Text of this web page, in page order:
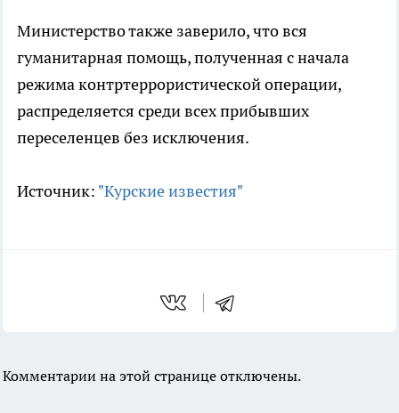
Министерство также заверило, что вся
гуманитарная помощь, полученная с начала
режима контртеррористической операции,
распределяется среди всех прибывших
переселенцев без исключения.
Источник: "Курские известия"
Комментарии на этой странице отключены.